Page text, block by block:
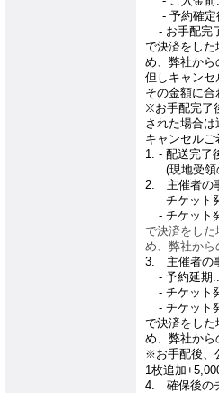
- 予約確定
- お手配完
で決済をした
め、弊社から
但しキャンセ
その金額に
※お手配完了
された場合
キャンセル
1. - 配送完了
(現地受領
2. 主催者の
- チケット
- チケット
で決済をした
め、弊社から
3. 主催者の
- 予約延期
- チケット
- チケット
で決済をした
め、弊社から
※お手配後、
1枚追加
4. 確保後の